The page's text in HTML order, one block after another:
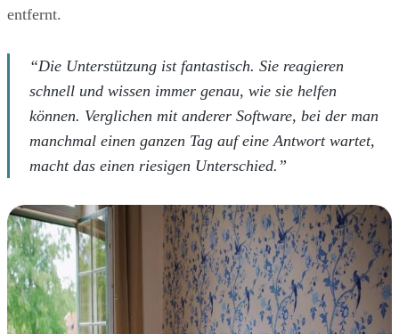
entfernt.
“Die Unterstützung ist fantastisch. Sie reagieren
schnell und wissen immer genau, wie sie helfen
können. Verglichen mit anderer Software, bei der man
manchmal einen ganzen Tag auf eine Antwort wartet,
macht das einen riesigen Unterschied.”